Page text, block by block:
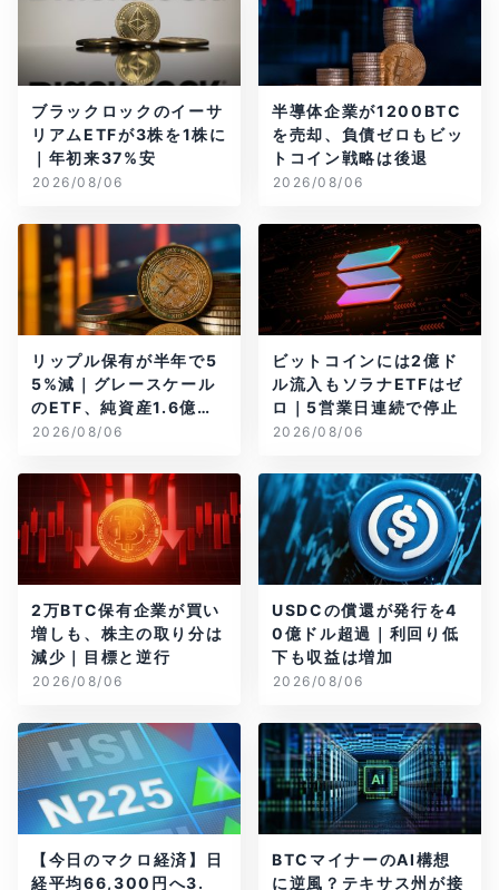
ブラックロックのイーサ
リアムETFが3株を1株に
｜年初来37%安
2026/08/06
半導体企業が1200BTC
を売却、負債ゼロもビッ
トコイン戦略は後退
2026/08/06
リップル保有が半年で5
5%減｜グレースケール
のETF、純資産1.6億ド
ル減
2026/08/06
ビットコインには2億ド
ル流入もソラナETFはゼ
ロ｜5営業日連続で停止
2026/08/06
2万BTC保有企業が買い
増しも、株主の取り分は
減少｜目標と逆行
2026/08/06
USDCの償還が発行を4
0億ドル超過｜利回り低
下も収益は増加
2026/08/06
【今日のマクロ経済】日
経平均66,300円へ3.
BTCマイナーのAI構想
に逆風？テキサス州が接